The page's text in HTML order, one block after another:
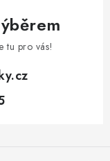
tu pro vás!